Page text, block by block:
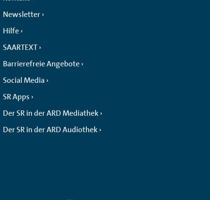
Newsletter
Hilfe
SAARTEXT
Barrierefreie Angebote
Social Media
SR Apps
Der SR in der ARD Mediathek
Der SR in der ARD Audiothek